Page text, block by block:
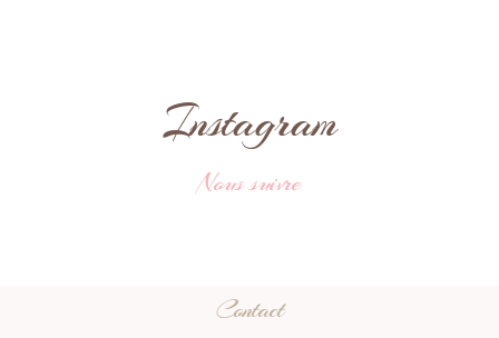
Instagram
Nous suivre
Contact